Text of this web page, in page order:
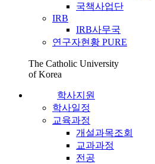
국책사업단
IRB
IRB사무국
연구자현황 PURE
The Catholic University
of Korea
학사지원
학사일정
교육과정
개설과목조회
교과과정
전공